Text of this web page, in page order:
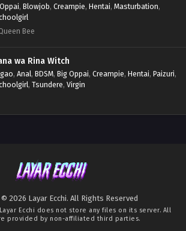
, Blowjob, Creampie, Hentai, Masturbation,
Bee
wa Rina Witch
, Anal, BDSM, Big Oppai, Creampie, Hentai, Paizuri,
, Tsundere, Virgin
2026 Layar Ecchi. All Rights Reserved
Layar Ecchi does not store any files on its server. All
provided by non-affiliated third parties.